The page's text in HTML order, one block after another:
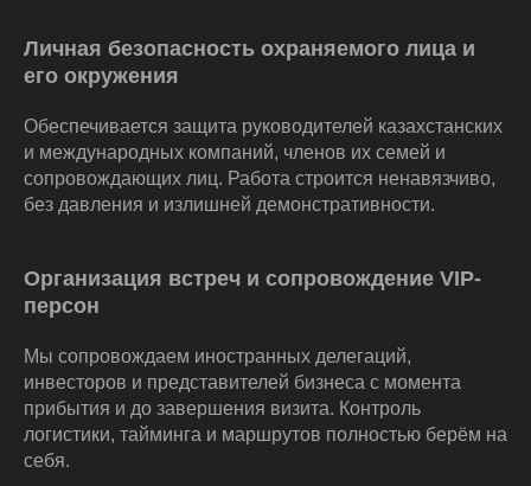
Личная безопасность охраняемого лица и
его окружения
Обеспечивается защита руководителей казахстанских
и международных компаний, членов их семей и
сопровождающих лиц. Работа строится ненавязчиво,
без давления и излишней демонстративности.
Организация встреч и сопровождение VIP-
персон
Мы сопровождаем иностранных делегаций,
инвесторов и представителей бизнеса с момента
прибытия и до завершения визита. Контроль
логистики, тайминга и маршрутов полностью берём на
себя.